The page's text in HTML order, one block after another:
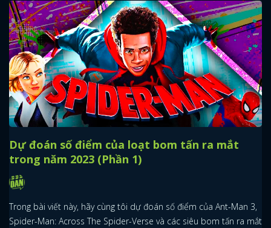
Dự đoán số điểm của loạt bom tấn ra mắt
trong năm 2023 (Phần 1)
Trong bài viết này, hãy cùng tôi dự đoán số điểm của Ant-Man 3,
Spider-Man: Across The Spider-Verse và các siêu bom tấn ra mắt